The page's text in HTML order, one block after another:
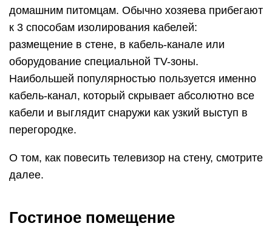
домашним питомцам. Обычно хозяева прибегают
к 3 способам изолирования кабелей:
размещение в стене, в кабель-канале или
оборудование специальной TV-зоны.
Наибольшей популярностью пользуется именно
кабель-канал, который скрывает абсолютно все
кабели и выглядит снаружи как узкий выступ в
перегородке.
О том, как повесить телевизор на стену, смотрите
далее.
Гостиное помещение